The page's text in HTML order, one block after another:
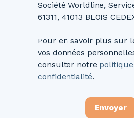
Société Worldline,
61311, 41013 BLOIS
Pour en savoir plus sur
vos données
consulter notre politique
confidentialité.
Envoyer